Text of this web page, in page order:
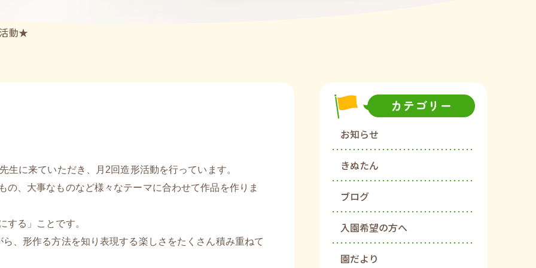
動★
生に来ていただき、月2回造形活動を行っています。
の、大事なものなど様々なテーマに合わせて作品を作りま
する」ことです。
、形作る方法を知り表現する楽しさをたくさん積み重ねて
お知らせ
きぬたん
ブログ
入園希望の方へ
園だより